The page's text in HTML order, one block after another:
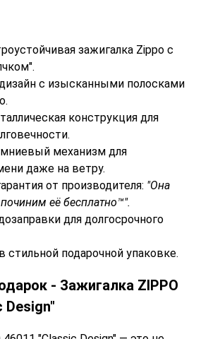
зажигалка Zippo с
с изысканными полосками
конструкция для
механизм для
даже на ветру.
от производителя: "Она
её бесплатно™".
для долгосрочного
стильной подарочной упаковке.
- Зажигалка ZIPPO
Design"